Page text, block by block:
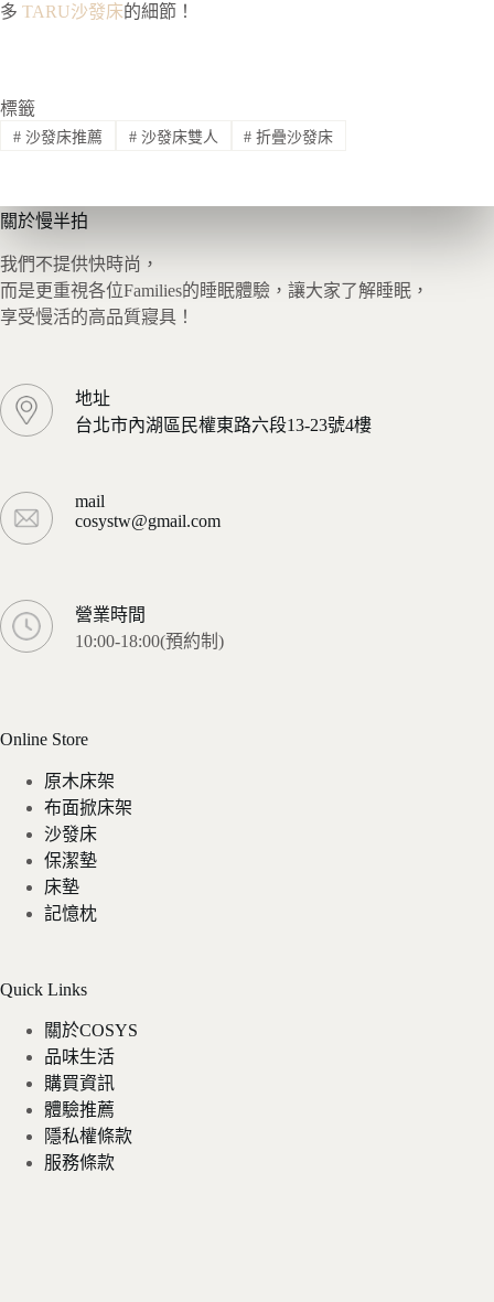
多 TARU沙發床的細節！
標籤
#沙發床推薦 #沙發床雙人 # 折疊沙發床
關於慢半拍
我們不提供快時尚，
而是更重視各位Families的睡眠體驗，讓大家了解睡眠，
享受慢活的高品質寢具！
地址
台北市內湖區民權東路六段13-23號4樓
mail
cosystw@gmail.com
營業時間
10:00-18:00(預約制)
Online Store
原木床架
布面掀床架
沙發床
保潔墊
床墊
記憶枕
Quick Links
關於COSYS
品味生活
購買資訊
體驗推薦
隱私權條款
服務條款